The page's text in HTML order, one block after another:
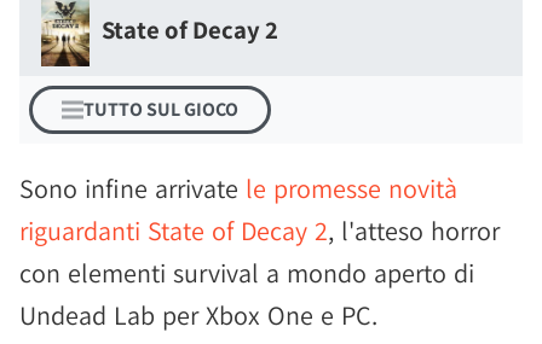
State of Decay 2
TUTTO SUL GIOCO
Sono infine arrivate le promesse novità
riguardanti State of Decay 2, l'atteso horror
con elementi survival a mondo aperto di
Undead Lab per Xbox One e PC.